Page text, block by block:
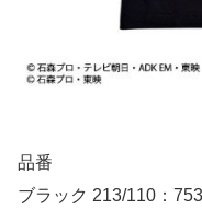
品番
ブラック 213/110：